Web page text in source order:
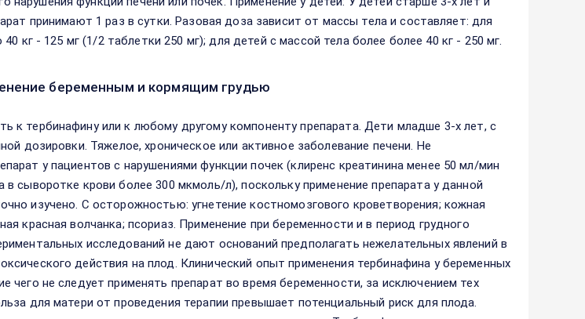
принимают 1 раз в сутки. Разовая доза зависит от массы тела и составляет: для
кг - 125 мг (1/2 таблетки 250 мг); для детей с массой тела более более 40 кг - 250 мг.
беременным и кормящим грудью
к тербинафину или к любому другому компоненту препарата. Дети младше 3-х лет, с
дозировки. Тяжелое, хроническое или активное заболевание печени. Не
у пациентов с нарушениями функции почек (клиренс креатинина менее 50 мл/мин
в сыворотке крови более 300 мкмоль/л), поскольку применение препарата у данной
изучено. С осторожностью: угнетение костномозгового кроветворения; кожная
красная волчанка; псориаз. Применение при беременности и в период грудного
исследований не дают оснований предполагать нежелательных явлений в
действия на плод. Клинический опыт применения тербинафина у беременных
чего не следует применять препарат во время беременности, за исключением тех
для матери от проведения терапии превышает потенциальный риск для плода.